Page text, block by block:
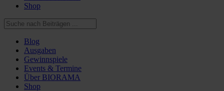
Shop
Blog
Ausgaben
Gewinnspiele
Events & Termine
Über BIORAMA
Shop